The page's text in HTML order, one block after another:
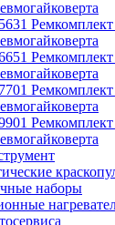
наборы